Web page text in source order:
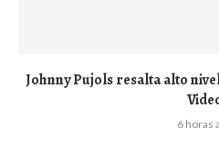
Johnny Pujols resalta alto
6 horas